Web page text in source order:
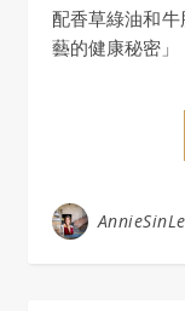
配香草綠油和
藝的健康秘密」